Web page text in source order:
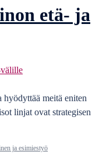
etä- ja
meitä eniten
linjat ovat strategisen
ja esimiestyö